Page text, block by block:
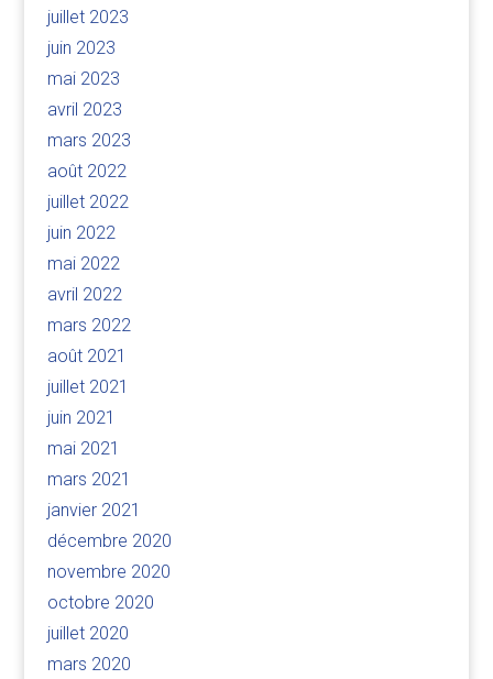
juillet 2023
juin 2023
mai 2023
avril 2023
mars 2023
août 2022
juillet 2022
juin 2022
mai 2022
avril 2022
mars 2022
août 2021
juillet 2021
juin 2021
mai 2021
mars 2021
janvier 2021
décembre 2020
novembre 2020
octobre 2020
juillet 2020
mars 2020